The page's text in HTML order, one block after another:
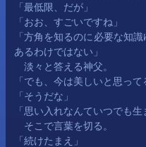
「最低限、だが」
「おお、すごいですね」
「方角を知るのに必要な知
あるわけではない」
淡々と答える神父。
「でも、今は美しいと思って
「そうだな」
「思い入れなんていつでも
そこで言葉を切る。
「続けたまえ」